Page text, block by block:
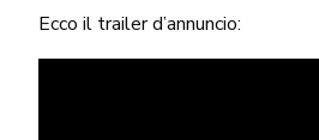
Ecco il trailer d’annuncio: